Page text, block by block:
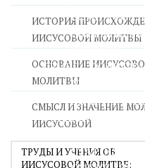
ВОЙНА СО
СВЯТЫНИ В
ПРИТЧИ
СЕМЬЯ -
ЛЮБОВЬ
УТЕШЕНИЕ В
СТАРОСТЬ -
ИСТОРИЯ
ИИСУСОВОЙ МОЛИТВЫ
ОСНОВАНИЕ
МОЛИТВЫ
СМЫСЛ И ЗНАЧЕНИЕ
ИИСУСОВОЙ
ТРУДЫ И УЧЕНИЯ ОБ
ИИСУСОВОЙ МОЛИТВЕ: